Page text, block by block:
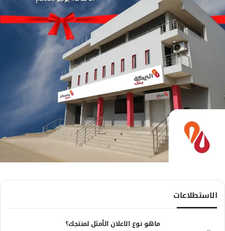
الاستطلاعات
ماهو نوع الاعلان الأمثل لمنتجك؟